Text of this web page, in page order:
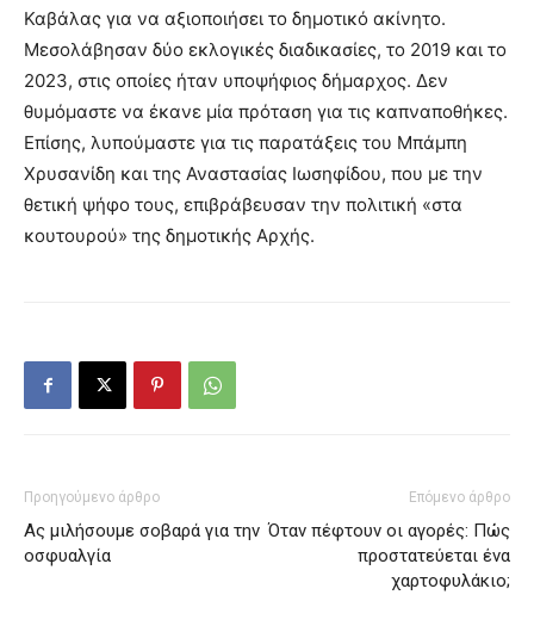
Καβάλας για να αξιοποιήσει το δημοτικό ακίνητο.
Μεσολάβησαν δύο εκλογικές διαδικασίες, το 2019 και το
2023, στις οποίες ήταν υποψήφιος δήμαρχος. Δεν
θυμόμαστε να έκανε μία πρόταση για τις καπναποθήκες.
Επίσης, λυπούμαστε για τις παρατάξεις του Μπάμπη
Χρυσανίδη και της Αναστασίας Ιωσηφίδου, που με την
θετική ψήφο τους, επιβράβευσαν την πολιτική «στα
κουτουρού» της δημοτικής Αρχής.
Προηγούμενο άρθρο
Ας μιλήσουμε σοβαρά για την
οσφυαλγία
Επόμενο άρθρο
Όταν πέφτουν οι αγορές: Πώς
προστατεύεται ένα
χαρτοφυλάκιο;